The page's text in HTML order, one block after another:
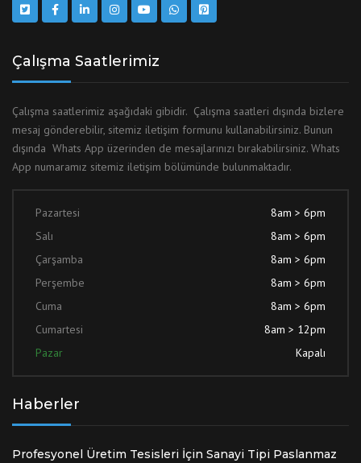
Çalışma Saatlerimiz
Çalışma saatlerimiz aşağıdaki gibidir. Çalışma saatleri dışında bizlere
mesaj gönderebilir, sitemiz iletişim formunu kullanabilirsiniz. Bunun
dışında Whats App üzerinden de mesajlarınızı bırakabilirsiniz. Whats
App numaramız sitemiz iletişim bölümünde bulunmaktadır.
Pazartesi
8am > 6pm
Salı
8am > 6pm
Çarşamba
8am > 6pm
Perşembe
8am > 6pm
Cuma
8am > 6pm
Cumartesi
8am > 12pm
Pazar
Kapalı
Haberler
Profesyonel Üretim Tesisleri İçin Sanayi Tipi Paslanmaz